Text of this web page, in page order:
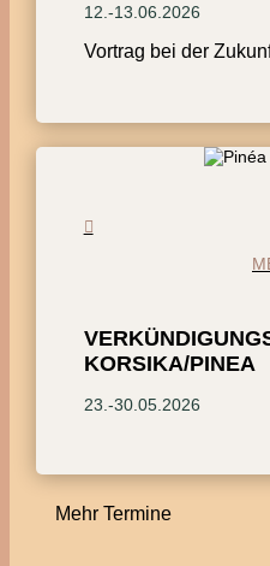
12.-13.06.2026
Vortrag bei der
KORSIKA/PINEA
23.-30.05.2026
Mehr Termine